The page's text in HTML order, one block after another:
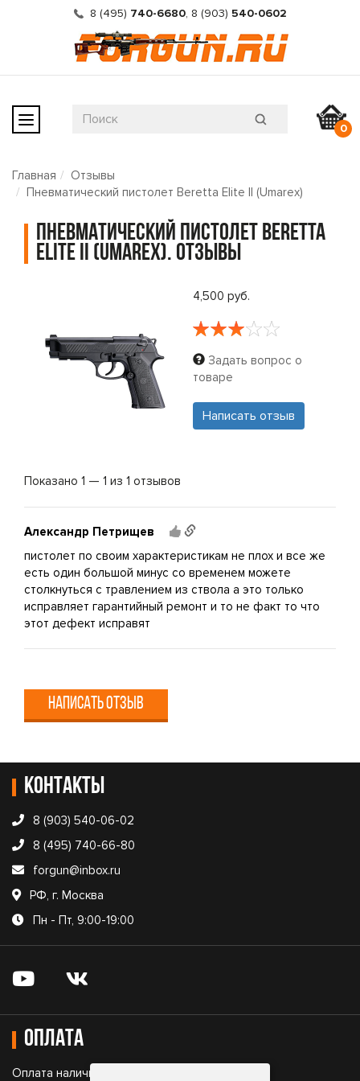
8 (495) 740-6680, 8 (903) 540-0602
0
Главная
Отзывы
Пневматический пистолет Beretta Elite II (Umarex)
Пневматический пистолет Beretta
Elite II (Umarex). Отзывы
4,500 руб.
Задать вопрос о
товаре
Написать отзыв
Показано 1 — 1 из 1 отзывов
Александр Петрищев
пистолет по своим характеристикам не плох и все же
есть один большой минус со временем можете
столкнуться с травлением из ствола а это только
исправляет гарантийный ремонт и то не факт то что
этот дефект исправят
НАПИСАТЬ ОТЗЫВ
Контакты
8 (903) 540-06-02
8 (495) 740-66-80
forgun@inbox.ru
РФ, г. Москва
Пн - Пт, 9:00-19:00
Оплата
Оплата наличными;